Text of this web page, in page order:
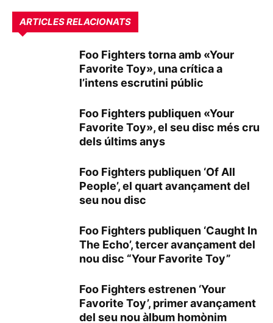
ARTICLES RELACIONATS
Foo Fighters torna amb «Your
Favorite Toy», una crítica a
l’intens escrutini públic
Foo Fighters publiquen «Your
Favorite Toy», el seu disc més cru
dels últims anys
Foo Fighters publiquen ‘Of All
People’, el quart avançament del
seu nou disc
Foo Fighters publiquen ‘Caught In
The Echo’, tercer avançament del
nou disc “Your Favorite Toy”
Foo Fighters estrenen ‘Your
Favorite Toy’, primer avançament
del seu nou àlbum homònim